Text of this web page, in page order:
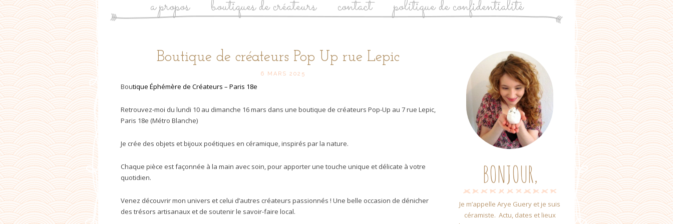
a propos boutiques de créateurs contact politique de confidentialité
Boutique de créateurs Pop Up rue Lepic
6 MARS 2025
Boutique Éphémère de Créateurs – Paris 18e
Retrouvez-moi du lundi 10 au dimanche 16 mars dans une boutique de créateurs Pop-Up au 7 rue Lepic,
Paris 18e (Métro Blanche)
Je crée des objets et bijoux poétiques en céramique, inspirés par la nature.
Chaque pièce est façonnée à la main avec soin, pour apporter une touche unique et délicate à votre
quotidien.
Venez découvrir mon univers et celui d’autres créateurs passionnés ! Une belle occasion de dénicher
des trésors artisanaux et de soutenir le savoir-faire local.
navigation
BONJOUR,
Je m’appelle Arye Guery et je suis
céramiste. Actu, dates et lieux